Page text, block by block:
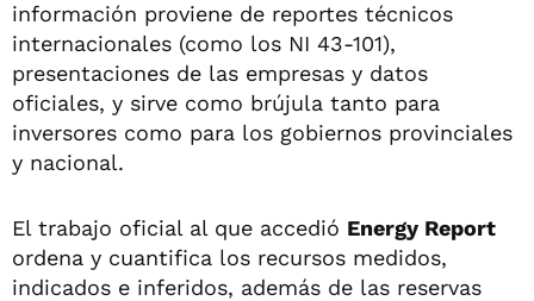
información proviene de reportes técnicos
internacionales (como los NI 43-101),
presentaciones de las empresas y datos
oficiales, y sirve como brújula tanto para
inversores como para los gobiernos provinciales
y nacional.
El trabajo oficial al que accedió Energy Report
ordena y cuantifica los recursos medidos,
indicados e inferidos, además de las reservas